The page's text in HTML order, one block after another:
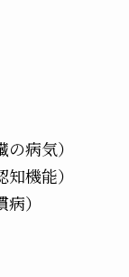
病気）
機能）
）